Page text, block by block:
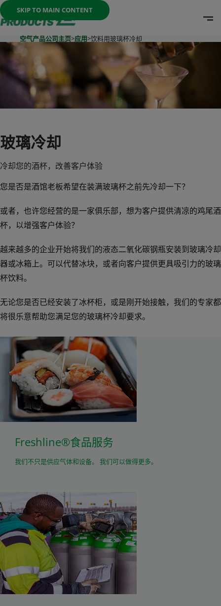
SKIP TO MAIN CONTENT
Once the menu is open you can move between options
空气产品公司主页>应用>饮料用玻璃杯冷却
玻璃冷却
冷却您的酒杯，改善客户体验
您是否是酒馆老板希望在装满玻璃杯之前先冷却一下？
或者，也许您经营的是一家俱乐部，想为客户提供清凉的鸡尾酒
杯，以增强客户体验？
越来越多的企业开始将我们的液态二氧化碳钢瓶安装到玻璃冷却
器或冰箱上。可以代替冰块，或者向客户提供更具吸引力的玻璃
杯饮料。
无论您是否已经安装了冰杯柜，或是刚开始接触，我们的专家都
将很乐意帮助您满足您的玻璃杯冷却要求。
产品
Freshline®食品服务
我们不只是供应气体和设备。 我们可以做得更多。